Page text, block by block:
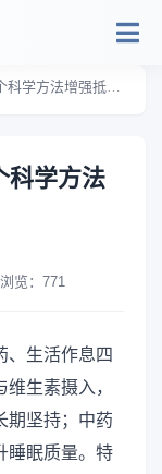
法增强抵抗力全攻略
科学方法
浏览： 771
、生活作息四
生素摄入，
期坚持；中药
睡眠质量。特